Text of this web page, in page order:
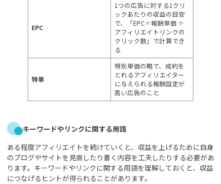
EPC
1つの広告に対する1クリ
ックあたりの収益の目安
で、「EPC = 報酬単価 ÷
アフィリエイトリンクの
クリック数」で計算でき
る
特単
特別単価の略で、成約を
とれるアフィリエイター
に与えられる報酬設定が
高い広告のこと
キーワードやリンクに関する用語
ある程度アフィリエイトを続けていくと、収益を上げるために自身
のブログやサイトを見直したり書く内容を工夫したりする必要があ
ります。キーワードやリンクに関する用語を理解しておくと、収益
につなげるヒントが得られることがあります。